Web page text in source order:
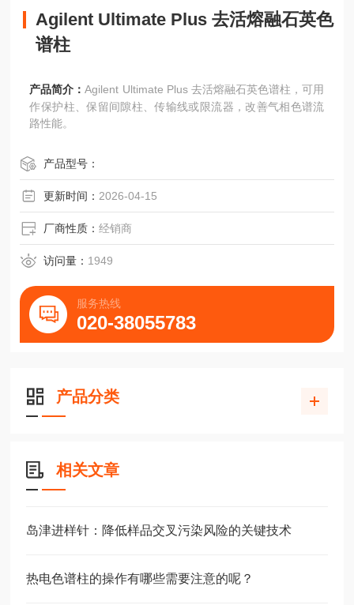
Agilent Ultimate Plus 去活熔融石英色
谱柱
产品简介：Agilent Ultimate Plus 去活熔融石英色谱柱，可用
作保护柱、保留间隙柱、传输线或限流器，改善气相色谱流
路性能。
产品型号：
更新时间： 2026-04-15
厂商性质：经销商
访问量： 1949
服务热线
020-38055783
产品分类
相关文章
岛津进样针：降低样品交叉污染风险的关键技术
热电色谱柱的操作有哪些需要注意的呢？